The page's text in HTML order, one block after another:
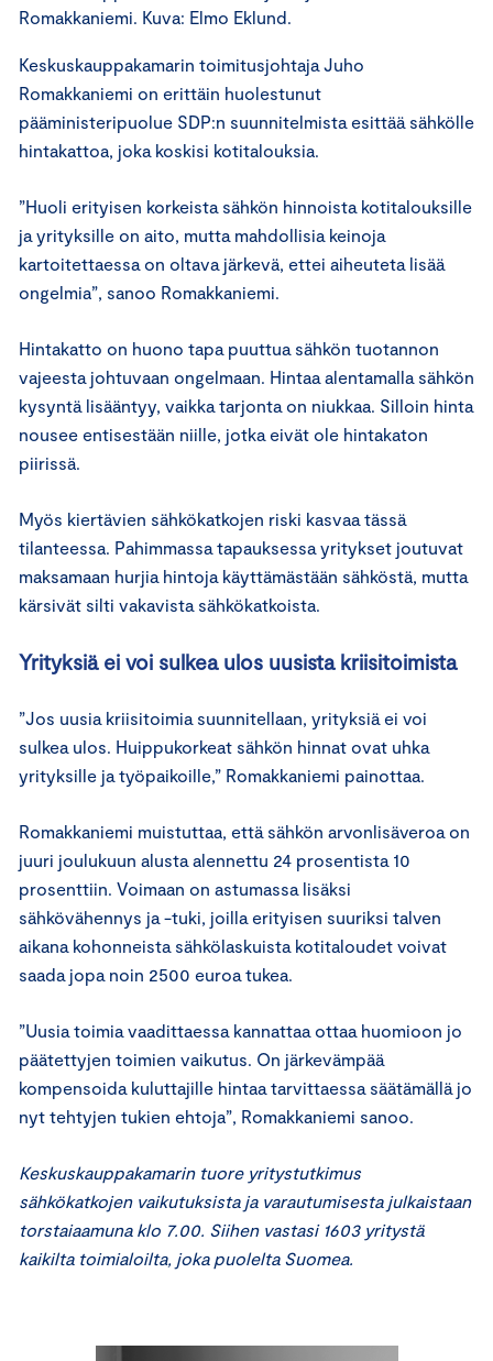
Romakkaniemi. Kuva: Elmo Eklund.
Keskuskauppakamarin toimitusjohtaja Juho
Romakkaniemi on erittäin huolestunut
pääministeripuolue SDP:n suunnitelmista esittää sähkölle
hintakattoa, joka koskisi kotitalouksia.
”Huoli erityisen korkeista sähkön hinnoista kotitalouksille
ja yrityksille on aito, mutta mahdollisia keinoja
kartoitettaessa on oltava järkevä, ettei aiheuteta lisää
ongelmia”, sanoo Romakkaniemi.
Hintakatto on huono tapa puuttua sähkön tuotannon
vajeesta johtuvaan ongelmaan. Hintaa alentamalla sähkön
kysyntä lisääntyy, vaikka tarjonta on niukkaa. Silloin hinta
nousee entisestään niille, jotka eivät ole hintakaton
piirissä.
Myös kiertävien sähkökatkojen riski kasvaa tässä
tilanteessa. Pahimmassa tapauksessa yritykset joutuvat
maksamaan hurjia hintoja käyttämästään sähköstä, mutta
kärsivät silti vakavista sähkökatkoista.
Yrityksiä ei voi sulkea ulos uusista kriisitoimista
”Jos uusia kriisitoimia suunnitellaan, yrityksiä ei voi
sulkea ulos. Huippukorkeat sähkön hinnat ovat uhka
yrityksille ja työpaikoille,” Romakkaniemi painottaa.
Romakkaniemi muistuttaa, että sähkön arvonlisäveroa on
juuri joulukuun alusta alennettu 24 prosentista 10
prosenttiin. Voimaan on astumassa lisäksi
sähkövähennys ja -tuki, joilla erityisen suuriksi talven
aikana kohonneista sähkölaskuista kotitaloudet voivat
saada jopa noin 2500 euroa tukea.
”Uusia toimia vaadittaessa kannattaa ottaa huomioon jo
päätettyjen toimien vaikutus. On järkevämpää
kompensoida kuluttajille hintaa tarvittaessa säätämällä jo
nyt tehtyjen tukien ehtoja”, Romakkaniemi sanoo.
Keskuskauppakamarin tuore yritystutkimus
sähkökatkojen vaikutuksista ja varautumisesta julkaistaan
torstaiaamuna klo 7.00. Siihen vastasi 1603 yritystä
kaikilta toimialoilta, joka puolelta Suomea.